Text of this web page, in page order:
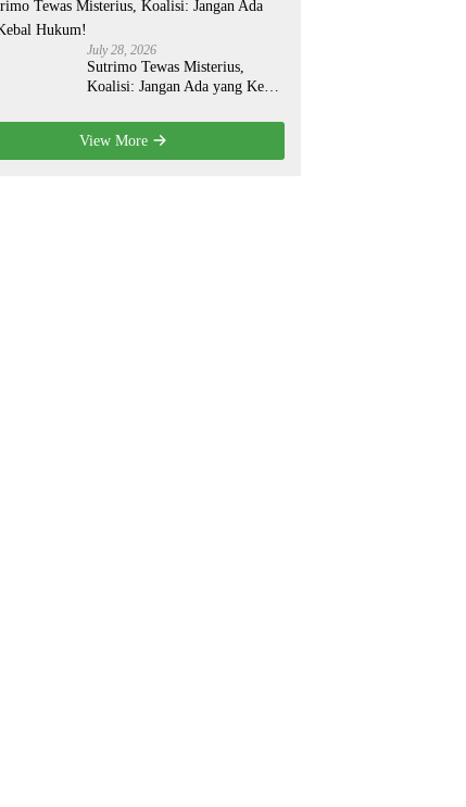
July 28, 2026
Sutrimo Tewas Misterius,
Koalisi: Jangan Ada yang Kebal
View More